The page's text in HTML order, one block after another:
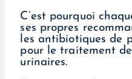
C’est pourquoi
ses propres
les antibiotiques de
pour le traitement
urinaires.